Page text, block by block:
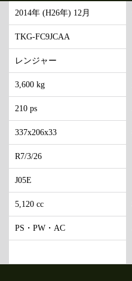
2014年 (H26年) 12月
TKG-FC9JCAA
レンジャー
3,600 kg
210 ps
337x206x33
R7/3/26
J05E
5,120 cc
PS・PW・AC